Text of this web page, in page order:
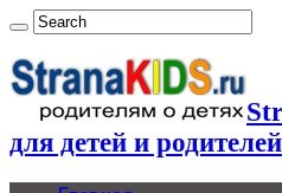
для детей и родителей